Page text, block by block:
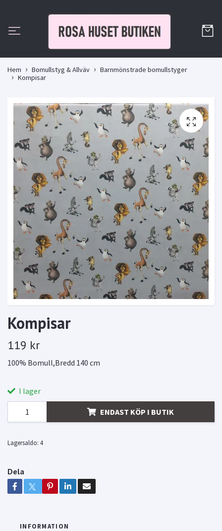
Hem Bomullstyg & Allväv
Barnmönstrade bomullstyger
Kompisar
Kompisar
119 kr
100% Bomull,Bredd 140 cm
I lager
ENDAST KÖP I BUTIK
Lagersaldo: 4
Dela
INFORMATION